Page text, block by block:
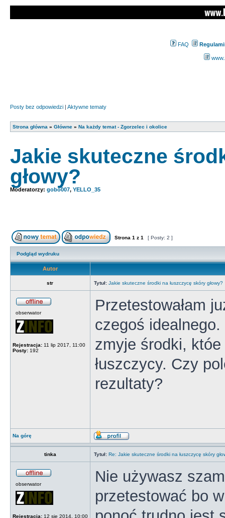
FAQ
Posty bez odpowiedzi | Aktywne tematy
Strona główna » Główne » Na każdy temat - Zgorzelec i okolice
Jakie skuteczne
głowy?
Moderatorzy: gobo007, YELLO_35
Strona 1 z 1 [ Posty: 2 ]
Podgląd wydruku
Autor
str Tytuł: Jakie skuteczne środki na łuszczycę skóry głowy?
obserwator
Rejestracja: 11 lip 2017, 11:00
Posty: 192
Przetestowałam
czegoś
zmyje środki, któe
łuszczycy. Czy
rezultaty?
Na górę
tinka Tytuł: Re: Jakie skuteczne środki na łuszczycę skóry
obserwator
Rejestracja: 12 sie 2014, 10:00
Nie używasz
przetestować bo